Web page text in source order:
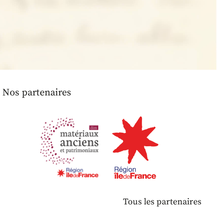
Nos partenaires
Tous les partenaires